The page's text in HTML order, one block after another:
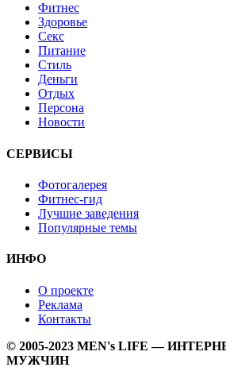
Фитнес
Здоровье
Секс
Питание
Стиль
Деньги
Отдых
Персона
Новости
СЕРВИСЫ
Фотогалерея
Фитнес-гид
Лучшие заведения
Популярные темы
ИНФО
О проекте
Реклама
Контакты
© 2005-2023 MEN's LIFE —
МУЖЧИН